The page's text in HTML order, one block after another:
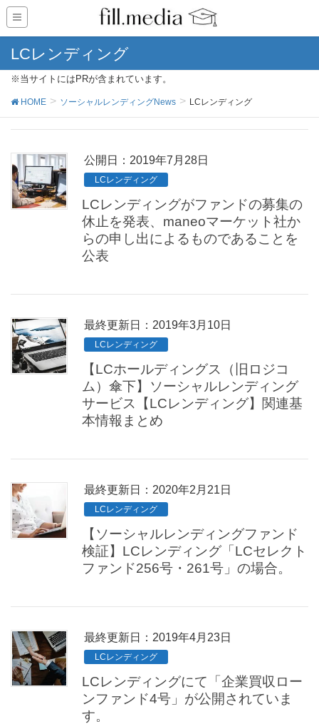
LCレンディング
※当サイトにはPRが含まれています。
HOME ソーシャルレンディングNews LCレンディング
公開日： 2019年7月28日
LCレンディング
LCレンディングがファンドの募集の
休止を発表、maneoマーケット社か
らの申し出によるものであることを
公表
最終更新日：2019年3月10日
LCレンディング
【LCホールディングス（旧ロジコ
ム）傘下】ソーシャルレンディング
サービス【LCレンディング】関連基
本情報まとめ
最終更新日：2020年2月21日
LCレンディング
【ソーシャルレンディングファンド
検証】LCレンディング「LCセレクト
ファンド256号・261号」の場合。
最終更新日：2019年4月23日
LCレンディング
LCレンディングにて「企業買収ロー
ンファンド4号」が公開されていま
す。